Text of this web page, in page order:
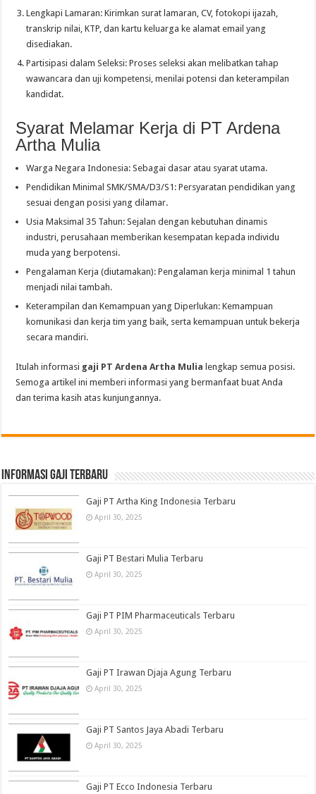
Lengkapi Lamaran: Kirimkan surat lamaran, CV, fotokopi ijazah,
transkrip nilai, KTP, dan kartu keluarga ke alamat email yang
disediakan.
Partisipasi dalam Seleksi: Proses seleksi akan melibatkan tahap
wawancara dan uji kompetensi, menilai potensi dan keterampilan
kandidat.
Syarat Melamar Kerja di PT Ardena
Artha Mulia
Warga Negara Indonesia: Sebagai dasar atau syarat utama.
Pendidikan Minimal SMK/SMA/D3/S1: Persyaratan pendidikan yang
sesuai dengan posisi yang dilamar.
Usia Maksimal 35 Tahun: Sejalan dengan kebutuhan dinamis
industri, perusahaan memberikan kesempatan kepada individu
muda yang berpotensi.
Pengalaman Kerja (diutamakan): Pengalaman kerja minimal 1 tahun
menjadi nilai tambah.
Keterampilan dan Kemampuan yang Diperlukan: Kemampuan
komunikasi dan kerja tim yang baik, serta kemampuan untuk bekerja
secara mandiri.
Itulah informasi gaji PT Ardena Artha Mulia lengkap semua posisi.
Semoga artikel ini memberi informasi yang bermanfaat buat Anda
dan terima kasih atas kunjungannya.
informasi gaji terbaru
Gaji PT Artha King Indonesia Terbaru
April 30, 2025
Gaji PT Bestari Mulia Terbaru
April 30, 2025
Gaji PT PIM Pharmaceuticals Terbaru
April 30, 2025
Gaji PT Irawan Djaja Agung Terbaru
April 30, 2025
Gaji PT Santos Jaya Abadi Terbaru
April 30, 2025
Gaji PT Ecco Indonesia Terbaru